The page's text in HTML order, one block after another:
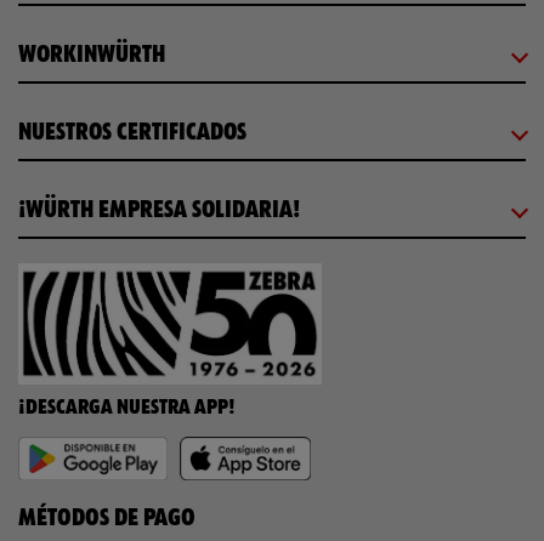
WORKINWÜRTH
NUESTROS CERTIFICADOS
¡WÜRTH EMPRESA SOLIDARIA!
¡DESCARGA NUESTRA APP!
MÉTODOS DE PAGO